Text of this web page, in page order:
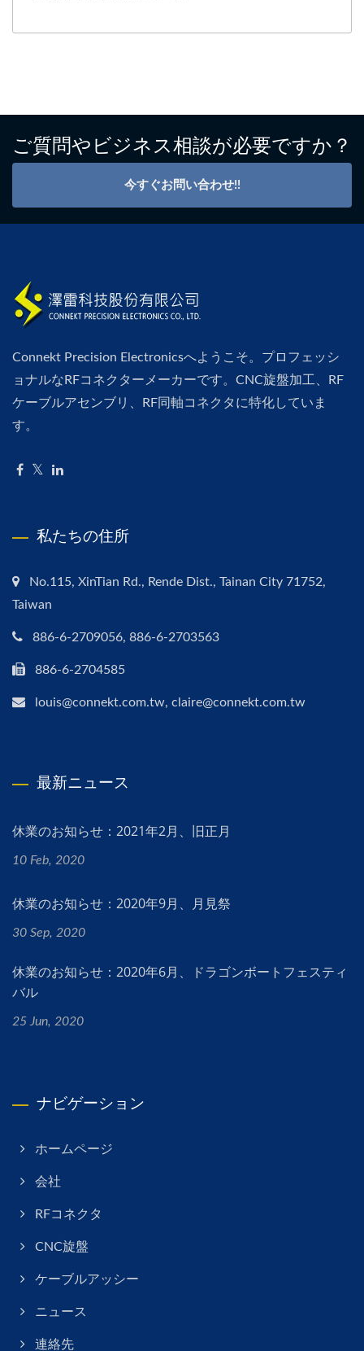
ご質問やビジネス相談が必要ですか？
今すぐお問い合わせ!!
Connekt Precision Electronicsへようこそ。プロフェッシ
ョナルなRFコネクターメーカーです。CNC旋盤加工、RF
ケーブルアセンブリ、RF同軸コネクタに特化していま
す。
私たちの住所
No.115, XinTian Rd., Rende Dist., Tainan City 71752,
Taiwan
886-6-2709056, 886-6-2703563
886-6-2704585
louis@connekt.com.tw, claire@connekt.com.tw
最新ニュース
休業のお知らせ：2021年2月、旧正月
10 Feb, 2020
休業のお知らせ：2020年9月、月見祭
30 Sep, 2020
休業のお知らせ：2020年6月、ドラゴンボートフェスティ
バル
25 Jun, 2020
ナビゲーション
ホームページ
会社
RFコネクタ
CNC旋盤
ケーブルアッシー
ニュース
連絡先